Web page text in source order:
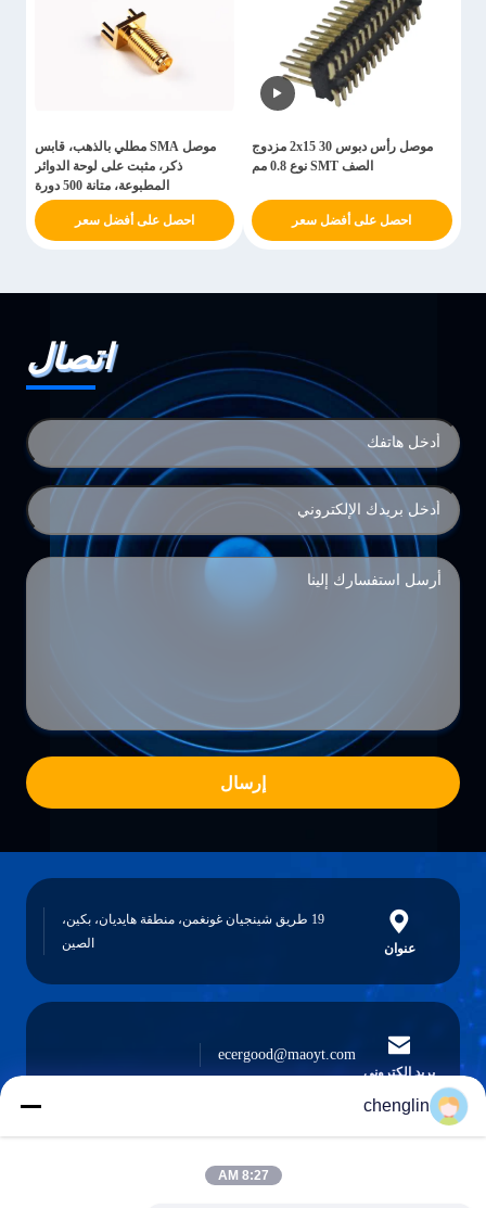
موصل رأس دبوس 2x15 30 مزدوج
الصف SMT نوع 0.8 مم
احصل على أفضل سعر
موصل SMA مطلي بالذهب، قابس
ذكر، مثبت على لوحة الدوائر
المطبوعة، متانة 500 دورة
احصل على أفضل سعر
اتصال
إرسال
عنوان
19 طريق شينجيان غونغمن، منطقة هايديان، بكين،
الصين
بريد إلكتروني
ecergood@maoyt.com
0086-731-861329934568
chenglin
8:27 AM